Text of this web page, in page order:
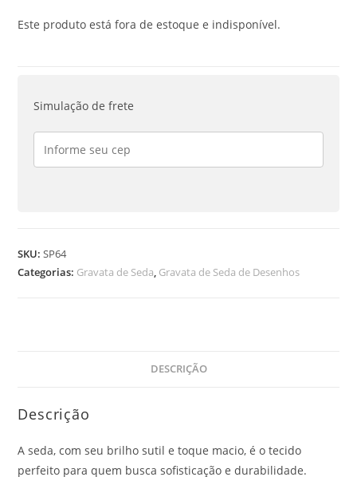
Este produto está fora de estoque e indisponível.
Simulação de frete
SKU:SP64
Categorias: Gravata de Seda, Gravata de Seda de Desenhos
DESCRIÇÃO
Descrição
A seda, com seu brilho sutil e toque macio, é o tecido
perfeito para quem busca sofisticação e durabilidade.